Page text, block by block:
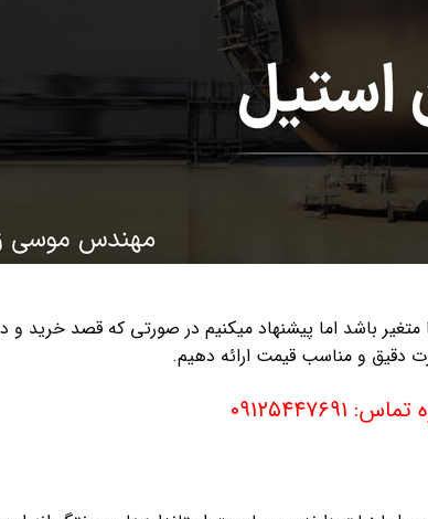
باشد اما پیشنهاد میکنیم در صورتی که قصد خرید
دقیق و مناسب قیمت ارائه دهیم.
۰۹۱۲۵۴۴۷۶۹۱